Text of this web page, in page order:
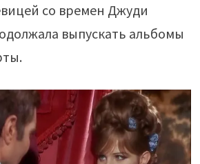
со времен Джуди
выпускать альбомы